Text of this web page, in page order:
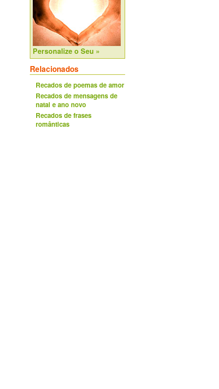
Personalize o Seu »
Relacionados
Recados de poemas de amor
Recados de mensagens de
natal e ano novo
Recados de frases
românticas